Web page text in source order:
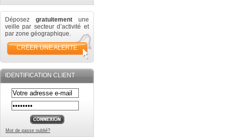
Déposez gratuitement une
veille par secteur d’activité et
par zone géographique.
CRÉER UNE ALERTE
IDENTIFICATION CLIENT
Mot de passe oublié?